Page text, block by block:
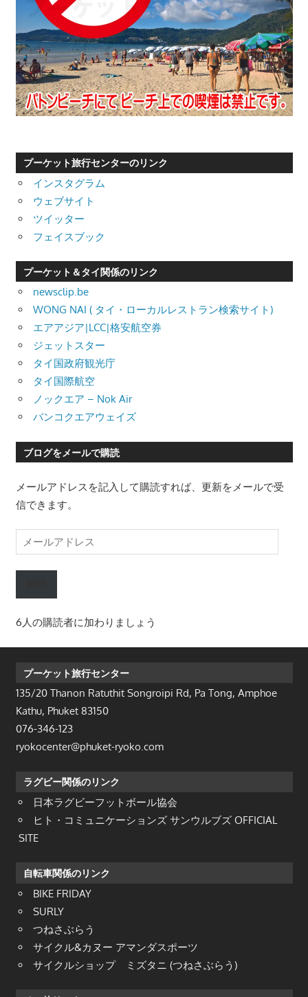
プーケット旅行センターのリンク
インスタグラム
ウェブサイト
ツイッター
フェイスブック
プーケット＆タイ関係のリンク
newsclip.be
WONG NAI ( タイ・ローカルレストラン検索サイト)
エアアジア|LCC|格安航空券
ジェットスター
タイ国政府観光庁
タイ国際航空
ノックエア – Nok Air
バンコクエアウェイズ
ブログをメールで購読
メールアドレスを記入して購読すれば、更新をメールで受
信できます。
ー
ル
レ
ス
6人の購読者に加わりましょう
プーケット旅行センター
135/20 Thanon Ratuthit Songroipi Rd, Pa Tong, Amphoe
Kathu, Phuket 83150
076-346-123
ryokocenter@phuket-ryoko.com
ラグビー関係のリンク
日本ラグビーフットボール協会
ヒト・コミュニケーションズ サンウルブズ OFFICIAL
SITE
自転車関係のリンク
BIKE FRIDAY
SURLY
つねさぶらう
サイクル&カヌー アマンダスポーツ
サイクルショップ ミズタニ (つねさぶらう)